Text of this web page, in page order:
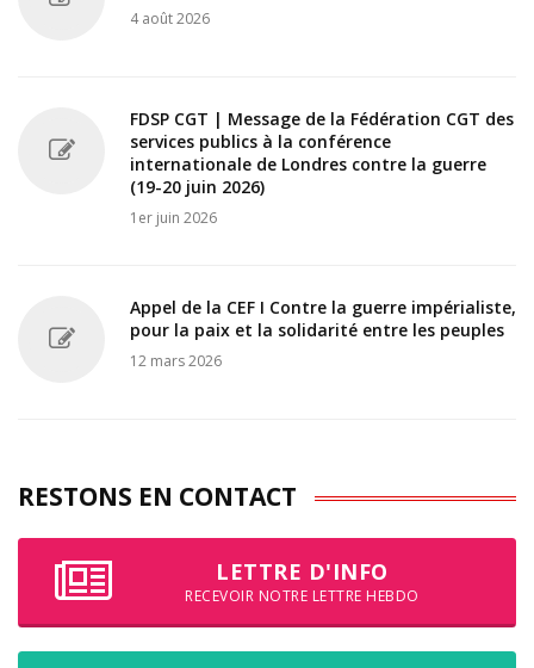
4 août 2026
FDSP CGT | Message de la Fédération CGT des
services publics à la conférence
internationale de Londres contre la guerre
(19-20 juin 2026)
1er juin 2026
Appel de la CEF I Contre la guerre impérialiste,
pour la paix et la solidarité entre les peuples
12 mars 2026
RESTONS EN CONTACT
LETTRE D'INFO
RECEVOIR NOTRE LETTRE HEBDO